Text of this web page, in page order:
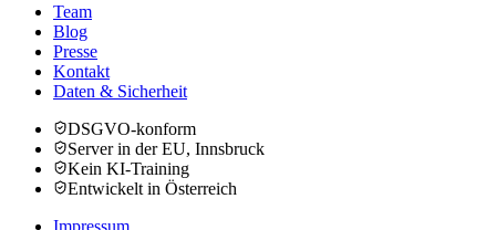
Team
Blog
Presse
Kontakt
Daten & Sicherheit
DSGVO-konform
Server in der EU, Innsbruck
Kein KI-Training
Entwickelt in Österreich
Impressum